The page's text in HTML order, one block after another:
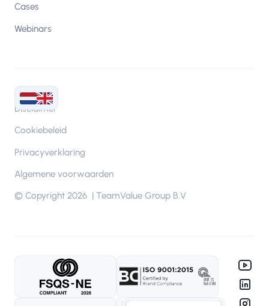
Cases
Webinars
© Copyright 2026 | TeamValue Group B.V
Disclaimer
Cookiebeleid
Privacyverklaring
Algemene voorwaarden